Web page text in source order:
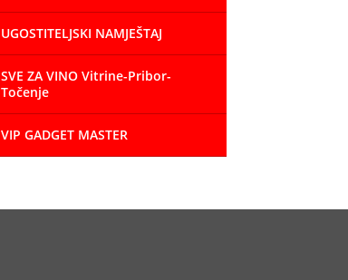
UGOSTITELJSKI NAMJEŠTAJ
SVE ZA VINO Vitrine-Pribor-
Točenje
VIP GADGET MASTER